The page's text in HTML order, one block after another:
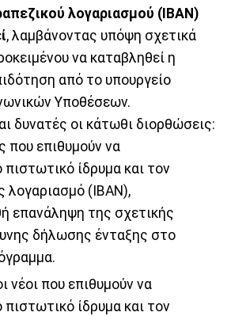
λογαριασμού (ΙΒΑΝ)
, λαμβάνοντας υπόψη σχετικά
να καταβληθεί η
από το υπουργείο
Υποθέσεων.
δυνατές οι κάτωθι διορθώσεις:
που επιθυμούν να
ίδρυμα και τον
λογαριασμό (ΙΒΑΝ),
επανάληψη της σχετικής
δήλωσης ένταξης στο
νέοι που επιθυμούν να
ίδρυμα και τον